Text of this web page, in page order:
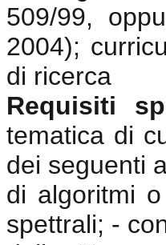
509/99,
2004);
di ricerca
Requisiti
tematica di
dei seguenti
di algoritmi
spettrali; -